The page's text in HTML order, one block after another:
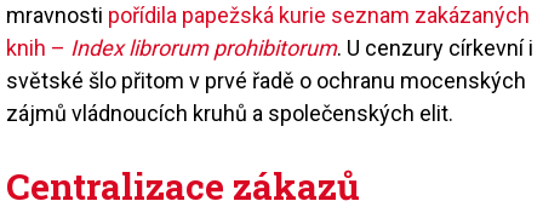
mravnosti pořídila papežská kurie seznam zakázaných
knih – Index librorum prohibitorum. U cenzury církevní i
světské šlo přitom v prvé řadě o ochranu mocenských
zájmů vládnoucích kruhů a společenských elit.
Centralizace zákazů